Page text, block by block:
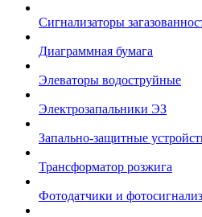
Сигнализаторы
Диаграммная бумага
Элеваторы водоструйные
Электрозапальники ЭЗ
Запально-защитные
Трансформатор розжига
Фотодатчики и